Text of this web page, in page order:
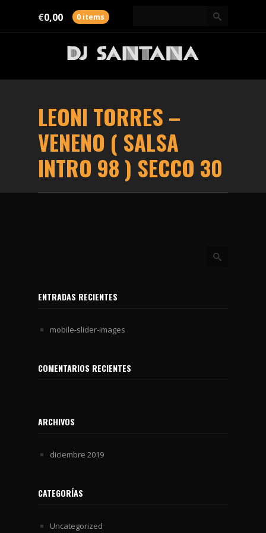
0,00
€ 0 items
LEONI TORRES –
VENENO ( SALSA
INTRO 98 ) SECCO 30
ENTRADAS RECIENTES
mobile-slider-images
COMENTARIOS RECIENTES
ARCHIVOS
diciembre 2019
CATEGORÍAS
Uncategorized